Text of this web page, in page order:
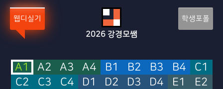
웹디실기 학생포폴
2026 강경모쌤
A1 A2 A3 A4 B1 B2 B3 B4
C1
C2
C3 C4 D1 D2 D3 D4 E1
E2